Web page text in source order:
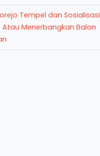
Tempel dan Sosialisasi
Menerbangkan Balon